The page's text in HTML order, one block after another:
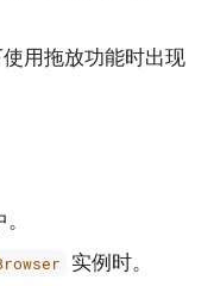
用拖放功能时出现
实例时。